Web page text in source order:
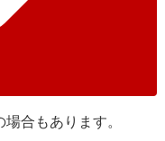
合もあります。